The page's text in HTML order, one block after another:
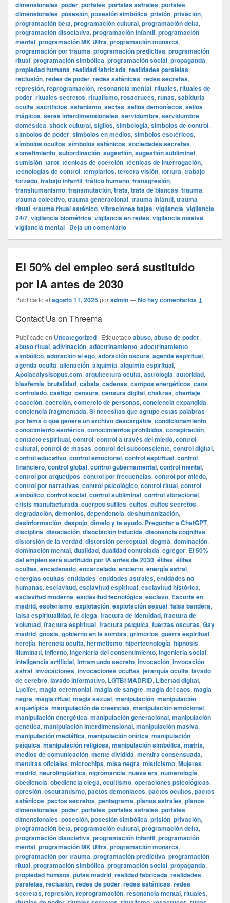
dimensionales, poder, portales, portales astrales, portales
dimensionales, posesión, posesión simbólica, prisión, privación,
programación beta, programación cultural, programación delta,
programación disociativa, programación infantil, programación
mental, programación MK Ultra, programación monarca,
programación por trauma, programación predictiva, programación
ritual, programación simbólica, programación social, propaganda,
propiedad humana, realidad fabricada, realidades paralelas,
reclusión, redes de poder, redes satánicas, redes secretas,
represión, reprogramación, resonancia mental, rituales, rituales de
poder, rituales secretos, ritualismo, rosacruces, runas, sabiduría
oculta, sacrificios, satanismo, sectas, sellos demoníacos, sellos
mágicos, seres interdimensionales, servidumbre, servidumbre
doméstica, shock cultural, sigilos, simbología, símbolos de control,
símbolos de poder, símbolos en medios, símbolos esotéricos,
símbolos ocultos, símbolos satánicos, sociedades secretas,
sometimiento, subordinación, sugestión, sugestión subliminal,
sumisión, tarot, técnicas de coerción, técnicas de interrogación,
tecnologías de control, templarios, tercera visión, tortura, trabajo
forzado, trabajo infantil, tráfico humano, transgresión,
transhumanismo, transmutación, trata, trata de blancas, trauma,
trauma colectivo, trauma generacional, trauma infantil, trauma
ritual, trauma ritual satánico, vibraciones bajas, vigilancia, vigilancia
24/7, vigilancia biométrica, vigilancia en redes, vigilancia masiva,
vigilancia mental | Deja un comentario
El 50% del empleo será sustituido
por IA antes de 2030
Publicado el agosto 11, 2025poradmin—No hay comentarios ↓
Contact Us on Threema
Publicado en Uncategorized | Etiquetado abuso, abuso de poder,
abuso ritual, adivinación, adoctrinamiento, adoctrinamiento
simbólico, adoración al ego, adoración oscura, agenda espiritual,
agenda oculta, alienación, alquimia, alquimia espiritual,
Apolacalysisopus.com, arquitectura oculta, astrología, autoridad,
blasfemia, brutalidad, cábala, cadenas, campos energéticos, caos
controlado, castigo, censura, censura digital, chakras, chantaje,
coacción, coerción, comercio de personas, conciencia expandida,
conciencia fragmentada. Si necesitas que agrupe estas palabras
por tema o que genere un archivo descargable, condicionamiento,
conocimiento esotérico, conocimientos prohibidos, conspiración,
contacto espiritual, control, control a través del miedo, control
cultural, control de masas, control del subconsciente, control digital,
control educativo, control emocional, control espiritual, control
financiero, control global, control gubernamental, control mental,
control por arquetipos, control por frecuencias, control por miedo,
control por narrativas, control psicológico, control ritual, control
simbólico, control social, control subliminal, control vibracional,
crisis manufacturada, cuerpos sutiles, cultos, cultos secretos,
degradación, demonios, dependencia, deshumanización,
desinformación, despojo, dímelo y te ayudo. Preguntar a ChatGPT,
disciplina, disociación, disociación inducida, disonancia cognitiva,
distorsión de la verdad, distorsión perceptual, dogma, dominación,
dominación mental, dualidad, dualidad controlada, egrégor, El 50%
del empleo será sustituido por IA antes de 2030, élites, élites
ocultas, encadenado, encarcelado, encierro, energía astral,
energías ocultas, entidades, entidades astrales, entidades no
humanas, esclavitud, esclavitud espiritual, esclavitud histórica,
esclavitud moderna, esclavitud tecnológica, esclavo, Escorts en
madrid, esoterismo, explotación, explotación sexual, falsa bandera,
falsa espiritualidad, fe ciega, fractura de identidad, fractura de
voluntad, fractura espiritual, fractura psíquica, fuerzas oscuras, Gay
madrid, gnosis, gobierno en la sombra, grimorios, guerra espiritual,
herejía, herencia oculta, hermetismo, hipertecnología, hipnosis,
illuminati, infierno, ingeniería del consentimiento, ingeniería social,
inteligencia artificial, Intramundo secreto, invocación, invocación
astral, invocaciones, invocaciones ocultas, jerarquía oculta, lavado
de cerebro, lavado informativo, LGTBI MADRID, Libertad digital,
Lucifer, magia ceremonial, magia de sangre, magia del caos, magia
negra, magia ritual, magia sexual, manipulación, manipulación
arquetípica, manipulación de creencias, manipulación emocional,
manipulación energética, manipulación generacional, manipulación
genética, manipulación interdimensional, manipulación masiva,
manipulación mediática, manipulación onírica, manipulación
psíquica, manipulación religiosa, manipulación simbólica, matrix,
medios de comunicación, mente dividida, mentira consensuada,
mentiras oficiales, microchips, misa negra, misticismo, Mujeres
madrid, neurolingüística, nigromancia, nueva era, numerología,
obediencia, obediencia ciega, ocultismo, operaciones psicológicas,
opresión, oscurantismo, pactos demoníacos, pactos ocultos, pactos
satánicos, pactos secretos, pentagrama, planos astrales, planos
dimensionales, poder, portales, portales astrales, portales
dimensionales, posesión, posesión simbólica, prisión, privación,
programación beta, programación cultural, programación delta,
programación disociativa, programación infantil, programación
mental, programación MK Ultra, programación monarca,
programación por trauma, programación predictiva, programación
ritual, programación simbólica, programación social, propaganda,
propiedad humana, putas madrid, realidad fabricada, realidades
paralelas, reclusión, redes de poder, redes satánicas, redes
secretas, represión, reprogramación, resonancia mental, rituales,